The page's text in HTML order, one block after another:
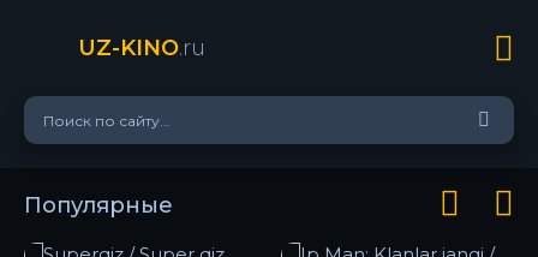
UZ-KINO.ru
Популярные